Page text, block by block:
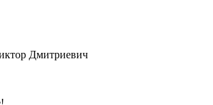
Дмитриевич